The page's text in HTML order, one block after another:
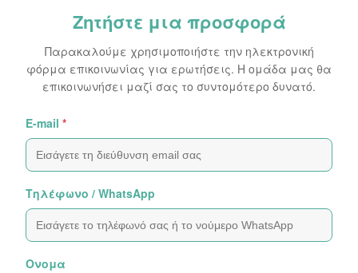
Ζητήστε μια προσφορά
Παρακαλούμε χρησιμοποιήστε την ηλεκτρονική
φόρμα επικοινωνίας για ερωτήσεις. Η ομάδα μας θα
επικοινωνήσει μαζί σας το συντομότερο δυνατό.
E-mail *
Τηλέφωνο / WhatsApp
Ονομα